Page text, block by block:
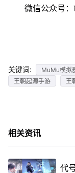
微信公众号
关键词: MuMu模拟
王朝起源手游
王
相关资讯
代